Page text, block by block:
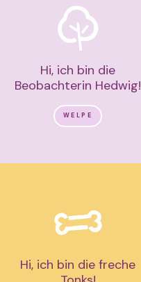
Hi, ich bin die
Beobachterin Hedwig!
WELPE
Hi, ich bin die freche